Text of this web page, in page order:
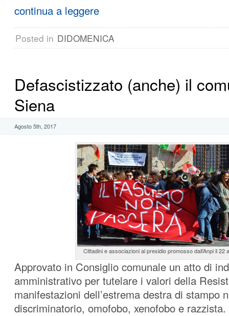
continua a leggere
Posted in DIDOMENICA
Defascistizzato (anche) il
Siena
Agosto 5th, 2017
Cittadini e associazioni al presidio promosso dall’Anpi il 22
Approvato in Consiglio comunale un atto di
amministrativo per tutelare i valori della
manifestazioni dell’estrema destra di stampo
discriminatorio, omofobo, xenofobo e